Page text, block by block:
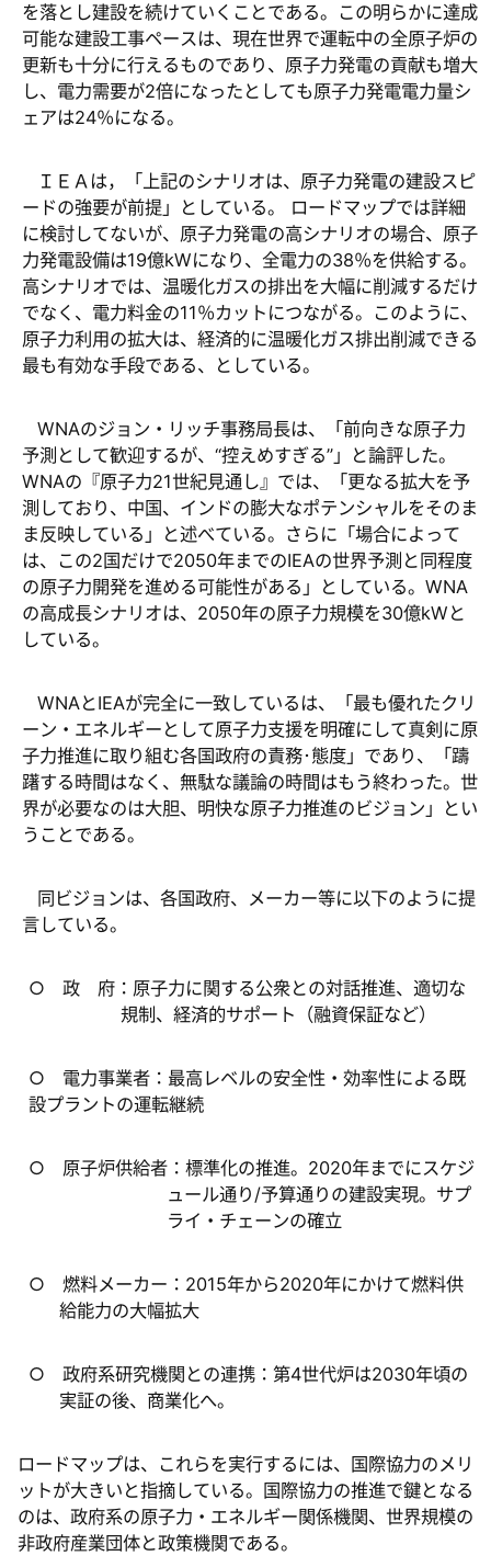
を落とし建設を続けていくことである。この明らかに達成
可能な建設工事ペースは、現在世界で運転中の全原子炉の
更新も十分に行えるものであり、原子力発電の貢献も増大
し、電力需要が2倍になったとしても原子力発電電力量シ
ェアは24％になる。
ＩＥＡは，「上記のシナリオは、原子力発電の建設スピ
ードの強要が前提」としている。
ロードマップでは詳細
に検討してないが、原子力発電の高シナリオの場合、原子
力発電設備は19億kWになり、全電力の38％を供給する。
高シナリオでは、温暖化ガスの排出を大幅に削減するだけ
でなく、電力料金の11％カットにつながる。このように、
原子力利用の拡大は、経済的に温暖化ガス排出削減できる
最も有効な手段である、としている。
WNAのジョン・リッチ事務局長は、「前向きな原子力
予測として歓迎するが、“控えめすぎる”」と論評した。
WNAの『原子力21世紀見通し』では、「更なる拡大を予
測しており、中国、インドの膨大なポテンシャルをそのま
ま反映している」と述べている。さらに「場合によって
は、この2国だけで2050年までのIEAの世界予測と同程度
の原子力開発を進める可能性がある」としている。 WNA
の高成長シナリオは、 2050年の原子力規模を30億kW と
している。
WNAとIEAが完全に一致しているは、「最も優れたクリ
ーン・エネルギーとして原子力支援を明確にして真剣に原
子力推進に取り組む各国政府の責務･態度」であり、「躊
躇する時間はなく、無駄な議論の時間はもう終わった。世
界が必要なのは大胆、明快な原子力推進のビジョン」とい
うことである。
同ビジョンは、各国政府、メーカー等に以下のように提
言している。
○ 政 府：原子力に関する公衆との対話推進、適切な
規制、経済的サポート（融資保証など）
○ 電力事業者：最高レベルの安全性・効率性による既
設プラントの運転継続
○ 原子炉供給者：標準化の推進。 2020年までにスケジ
ュール通り /予算通りの建設実現。サプ
ライ・チェーンの確立
○ 燃料メーカー： 2015年から2020年にかけて燃料供
給能力の大幅拡大
○ 政府系研究機関との連携：第4世代炉は2030年頃の
実証の後、商業化へ。
ロードマップは、これらを実行するには、国際協力のメリ
ットが大きいと指摘している。国際協力の推進で鍵となる
のは、政府系の原子力・エネルギー関係機関、世界規模の
非政府産業団体と政策機関である。